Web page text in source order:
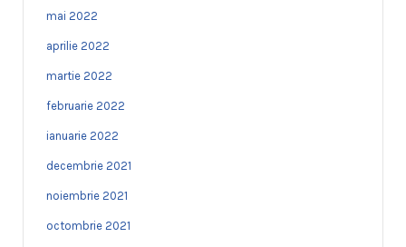
mai 2022
aprilie 2022
martie 2022
februarie 2022
ianuarie 2022
decembrie 2021
noiembrie 2021
octombrie 2021